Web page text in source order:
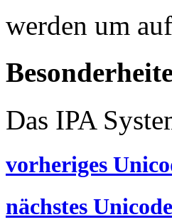
werden um
Das IPA
vorheriges
nächstes